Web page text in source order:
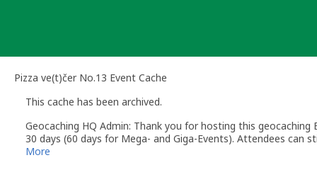
Pizza ve(t)čer No.13 Event Cache
This cache has been archived.
Geocaching HQ Admin: Thank you for hosting this
30 days (60 days for Mega- and Giga-Events). Attendees can
More